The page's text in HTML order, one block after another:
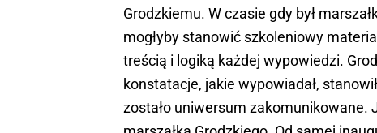
Grodzkiemu. W czasie gdy był
mogłyby stanowić szkoleniowy
treścią i logiką każdej wypowiedzi.
konstatacje, jakie wypowiadał,
zostało uniwersum zakomunikowane.